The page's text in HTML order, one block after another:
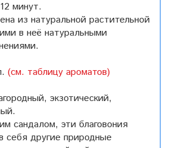
минут.
из натуральной растительной
в неё натуральными
(см. таблицу ароматов)
экзотический,
сандалом, эти благовония
себя другие природные